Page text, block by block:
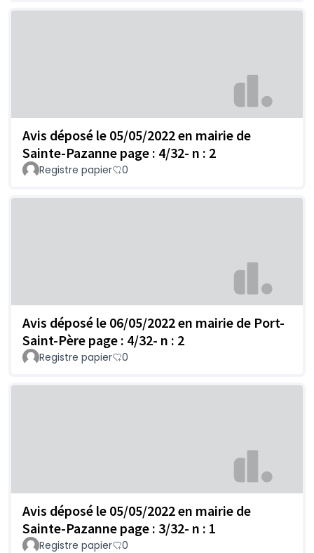
Avis déposé le 05/05/2022 en mairie de
Sainte-Pazanne page : 4/32- n : 2
Registre papier 0
Avis déposé le 06/05/2022 en mairie de Port-
Saint-Père page : 4/32- n : 2
Registre papier 0
Avis déposé le 05/05/2022 en mairie de
Sainte-Pazanne page : 3/32- n : 1
Registre papier 0